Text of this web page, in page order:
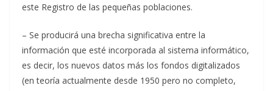
este Registro de las pequeñas poblaciones.
– Se producirá una brecha significativa entre la
información que esté incorporada al sistema informático,
es decir, los nuevos datos más los fondos digitalizados
(en teoría actualmente desde 1950 pero no completo,